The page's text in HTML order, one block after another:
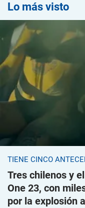
Lo más visto
TIENE CINCO
Tres chilenos y
One 23, con
por la explosión